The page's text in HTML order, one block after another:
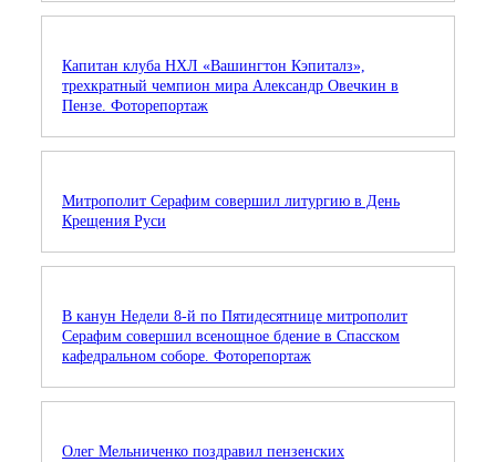
Капитан клуба НХЛ «Вашингтон Кэпиталз»,
трехкратный чемпион мира Александр Овечкин в
Пензе. Фоторепортаж
Митрополит Серафим совершил литургию в День
Крещения Руси
В канун Недели 8-й по Пятидесятнице митрополит
Серафим совершил всенощное бдение в Спасском
кафедральном соборе. Фоторепортаж
Олег Мельниченко поздравил пензенских